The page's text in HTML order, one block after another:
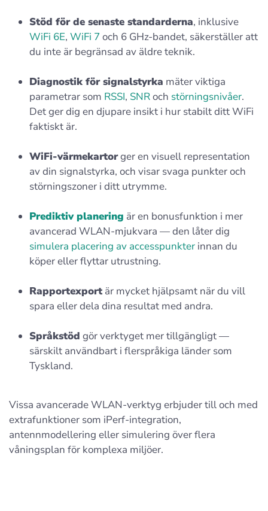
Stöd för de senaste standarderna, inklusive
WiFi 6E, WiFi 7 och 6 GHz-bandet, säkerställer att
du inte är begränsad av äldre teknik.
Diagnostik för signalstyrka mäter viktiga
parametrar som RSSI, SNRoch störningsnivåer.
Det ger dig en djupare insikt i hur stabilt ditt WiFi
faktiskt är.
WiFi-värmekartorger en visuell representation
av din signalstyrka, och visar svaga punkter och
störningszoner i ditt utrymme.
Prediktiv planering är en bonusfunktion i mer
avancerad WLAN-mjukvara — den låter dig
simulera placering av accesspunkter innan du
köper eller flyttar utrustning.
Rapportexport är mycket hjälpsamt när du vill
spara eller dela dina resultat med andra.
Språkstöd gör verktyget mer tillgängligt —
särskilt användbart i flerspråkiga länder som
Tyskland.
Vissa avancerade WLAN-verktyg erbjuder till och med
extrafunktioner som iPerf-integration,
antennmodellering eller simulering över flera
våningsplan för komplexa miljöer.